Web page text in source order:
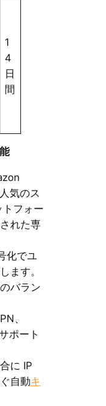
1
4
日
間
気のス
トフォー
れた専
化でユ
ます。
バラン
、
ポート
に IP
自動キ